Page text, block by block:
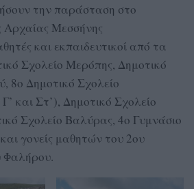
την παράσταση στο
Αρχαίας Μεσσήνης
και εκπαιδευτικοί από τα
Σχολείο Μερόπης, Δημοτικό
8ο Δημοτικό Σχολείο
και Στ’), Δημοτικό Σχολείο
Σχολείο Βαλύρας, 4ο Γυμνάσιο
γονείς μαθητών του 2ου
Φαλήρου.